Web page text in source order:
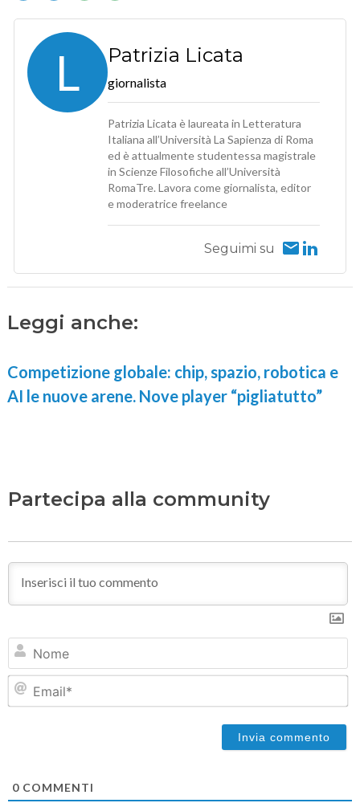
L Patrizia Licata
giornalista
Patrizia Licata è laureata in Letteratura
Italiana all’Università La Sapienza di Roma
ed è attualmente studentessa magistrale
in Scienze Filosofiche all’Università
RomaTre. Lavora come giornalista, editor
e moderatrice freelance
Seguimi su
Leggi anche:
Competizione globale: chip, spazio, robotica e
AI le nuove arene. Nove player “pigliatutto”
Partecipa alla community
0 COMMENTI